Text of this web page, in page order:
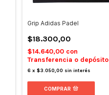
Grip Adidas Padel
$18.300,00
$14.640,00 con
Transferencia o depósito
6 x$3.050,00 sin interés
COMPRAR